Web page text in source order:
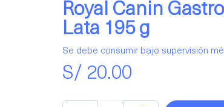
Royal Canin
Lata 195 g
Se debe consumir bajo supervisión
S/ 20.00